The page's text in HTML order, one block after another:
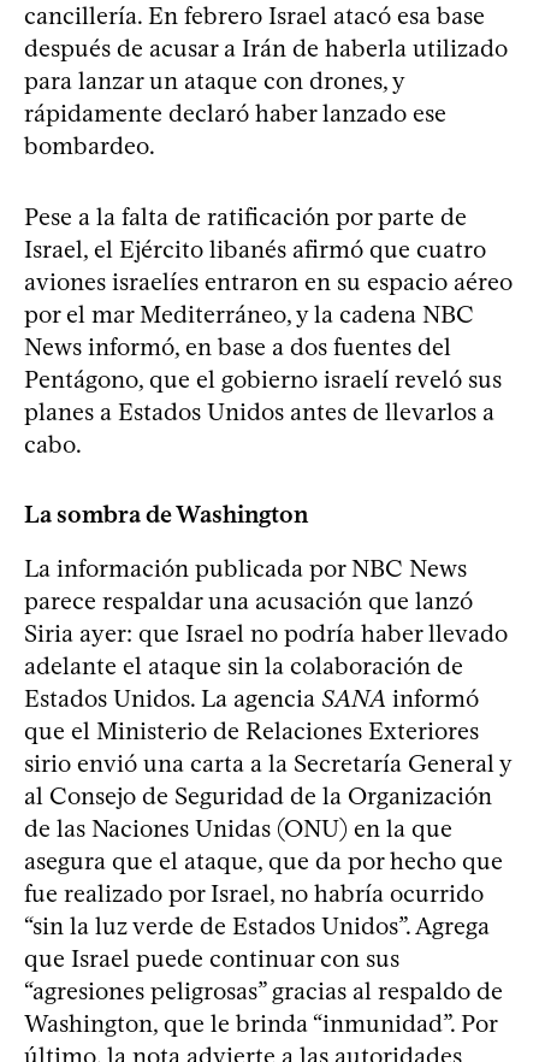
cancillería. En febrero Israel atacó esa base
después de acusar a Irán de haberla utilizado
para lanzar un ataque con drones, y
rápidamente declaró haber lanzado ese
bombardeo.
Pese a la falta de ratificación por parte de
Israel, el Ejército libanés afirmó que cuatro
aviones israelíes entraron en su espacio aéreo
por el mar Mediterráneo, y la cadena NBC
News informó, en base a dos fuentes del
Pentágono, que el gobierno israelí reveló sus
planes a Estados Unidos antes de llevarlos a
cabo.
La sombra de Washington
La información publicada por NBC News
parece respaldar una acusación que lanzó
Siria ayer: que Israel no podría haber llevado
adelante el ataque sin la colaboración de
Estados Unidos. La agencia SANA informó
que el Ministerio de Relaciones Exteriores
sirio envió una carta a la Secretaría General y
al Consejo de Seguridad de la Organización
de las Naciones Unidas (ONU) en la que
asegura que el ataque, que da por hecho que
fue realizado por Israel, no habría ocurrido
“sin la luz verde de Estados Unidos”. Agrega
que Israel puede continuar con sus
“agresiones peligrosas” gracias al respaldo de
Washington, que le brinda “inmunidad”. Por
último, la nota advierte a las autoridades